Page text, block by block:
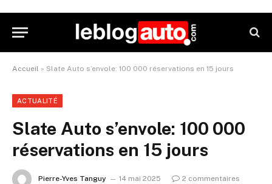
Accueil » Slate Auto s’envole: 100 000 réservations en 15 jours
ACTUALITÉ
Slate Auto s’envole: 100 000
réservations en 15 jours
Pierre-Yves Tanguy 14 mai 2025 2 commentaires